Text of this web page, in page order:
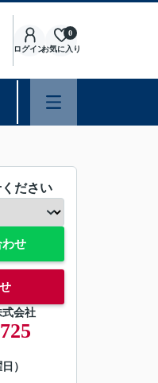
ログインお気に入り
0
ださい
せ
会社
）